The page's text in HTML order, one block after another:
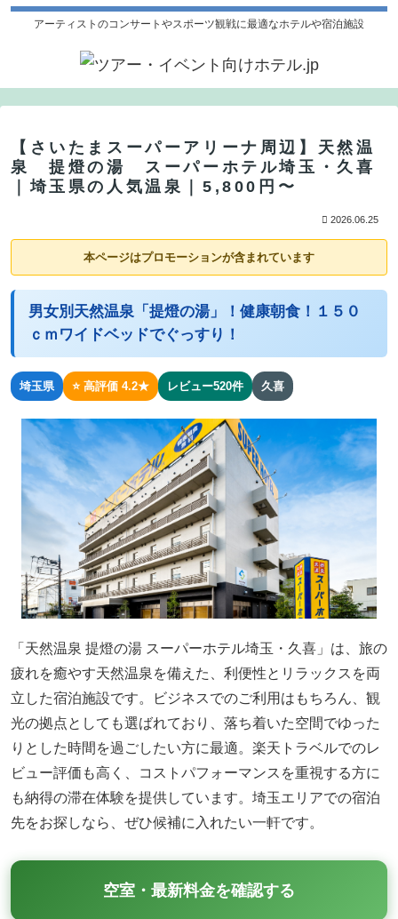
アーティストのコンサートやスポーツ観戦に最適なホテルや宿泊施設
【さいたまスーパーアリーナ周辺】天然温
泉 提燈の湯 スーパーホテル埼玉・久喜
｜埼玉県の人気温泉｜5,800円〜
2026.06.25
本ページはプロモーションが含まれています
男女別天然温泉「提燈の湯」！健康朝食！１５０
ｃｍワイドベッドでぐっすり！
埼玉県 ⭐ 高評価 4.2★ レビュー520件 久喜
「天然温泉 提燈の湯 スーパーホテル埼玉・久喜」は、旅の
疲れを癒やす天然温泉を備えた、利便性とリラックスを両
立した宿泊施設です。ビジネスでのご利用はもちろん、観
光の拠点としても選ばれており、落ち着いた空間でゆった
りとした時間を過ごしたい方に最適。楽天トラベルでのレ
ビュー評価も高く、コストパフォーマンスを重視する方に
も納得の滞在体験を提供しています。埼玉エリアでの宿泊
先をお探しなら、ぜひ候補に入れたい一軒です。
空室・最新料金を確認する